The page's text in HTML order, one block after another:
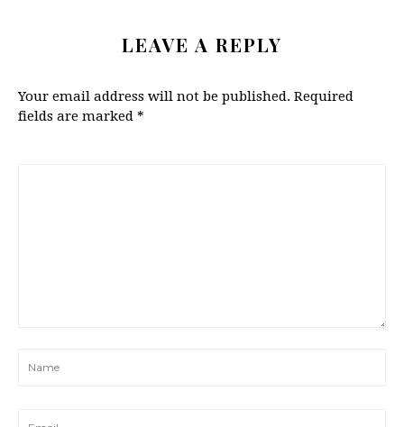
LEAVE A REPLY
Your email address will not be published. Required
fields are marked *